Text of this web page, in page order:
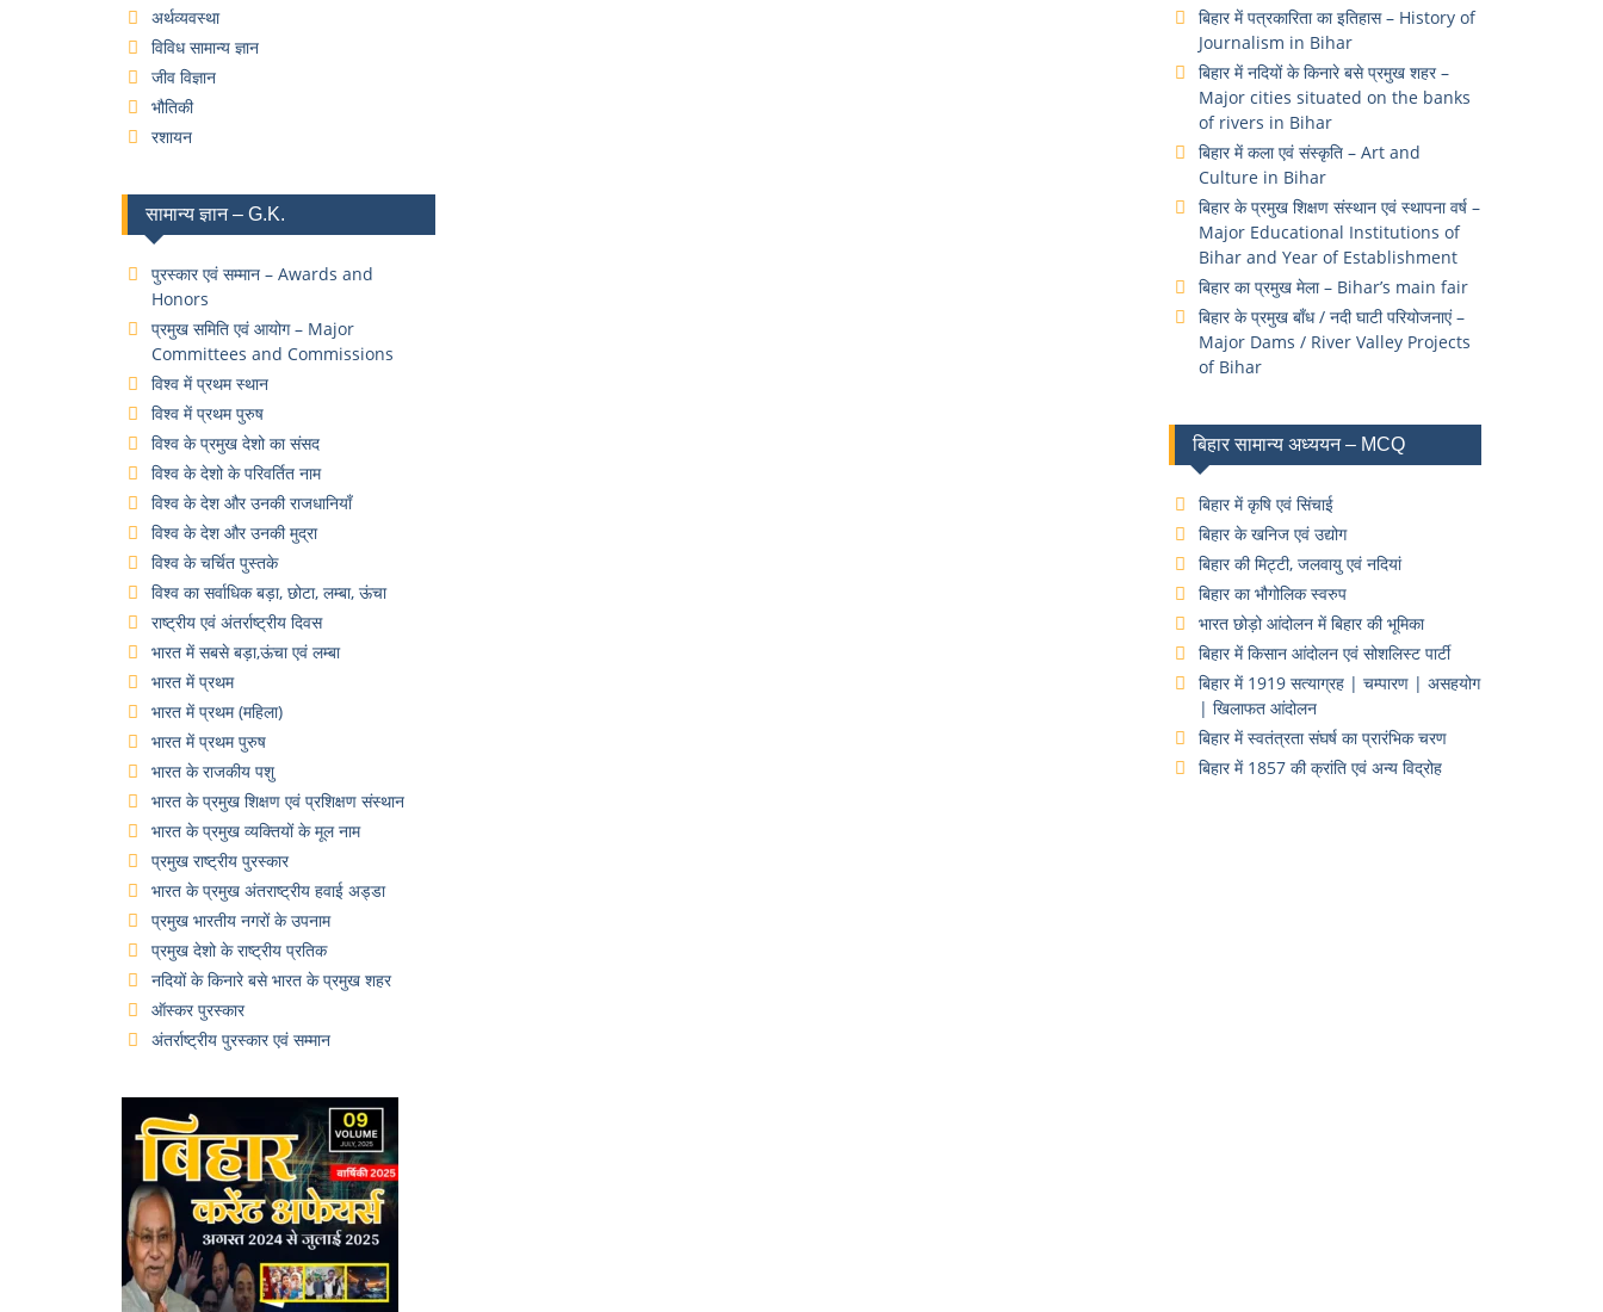
बिहार में पत्रकारिता का इतिहास – History of
Journalism in Bihar
बिहार में नदियों के किनारे बसे प्रमुख शहर –
Major cities situated on the banks
of rivers in Bihar
बिहार में कला एवं संस्कृति – Art and
Culture in Bihar
बिहार के प्रमुख शिक्षण संस्थान एवं स्थापना वर्ष –
Major Educational Institutions of
Bihar and Year of Establishment
बिहार का प्रमुख मेला – Bihar’s main fair
बिहार के प्रमुख बाँध / नदी घाटी परियोजनाएं –
Major Dams / River Valley Projects
of Bihar
बिहार सामान्य अध्ययन – MCQ
बिहार में कृषि एवं सिंचाई
बिहार के खनिज एवं उद्योग
बिहार की मिट्टी, जलवायु एवं नदियां
बिहार का भौगोलिक स्वरुप
भारत छोड़ो आंदोलन में बिहार की भूमिका
बिहार में किसान आंदोलन एवं सोशलिस्ट पार्टी
बिहार में 1919 सत्याग्रह | चम्पारण | असहयोग
| खिलाफत आंदोलन
बिहार में स्वतंत्रता संघर्ष का प्रारंभिक चरण
बिहार में 1857 की क्रांति एवं अन्य विद्रोह
अर्थव्यवस्था
विविध सामान्य ज्ञान
जीव विज्ञान
भौतिकी
रशायन
सामान्य ज्ञान – G.K.
पुरस्कार एवं सम्मान – Awards and
Honors
प्रमुख समिति एवं आयोग – Major
Committees and Commissions
विश्व में प्रथम स्थान
विश्व में प्रथम पुरुष
विश्व के प्रमुख देशो का संसद
विश्व के देशो के परिवर्तित नाम
विश्व के देश और उनकी राजधानियाँ
विश्व के देश और उनकी मुद्रा
विश्व के चर्चित पुस्तके
विश्व का सर्वाधिक बड़ा, छोटा, लम्बा, ऊंचा
राष्ट्रीय एवं अंतर्राष्ट्रीय दिवस
भारत में सबसे बड़ा,ऊंचा एवं लम्बा
भारत में प्रथम
भारत में प्रथम (महिला)
भारत में प्रथम पुरुष
भारत के राजकीय पशु
भारत के प्रमुख शिक्षण एवं प्रशिक्षण संस्थान
भारत के प्रमुख व्यक्तियों के मूल नाम
प्रमुख राष्ट्रीय पुरस्कार
भारत के प्रमुख अंतराष्ट्रीय हवाई अड्डा
प्रमुख भारतीय नगरों के उपनाम
प्रमुख देशो के राष्ट्रीय प्रतिक
नदियों के किनारे बसे भारत के प्रमुख शहर
ऑस्कर पुरस्कार
अंतर्राष्ट्रीय पुरस्कार एवं सम्मान